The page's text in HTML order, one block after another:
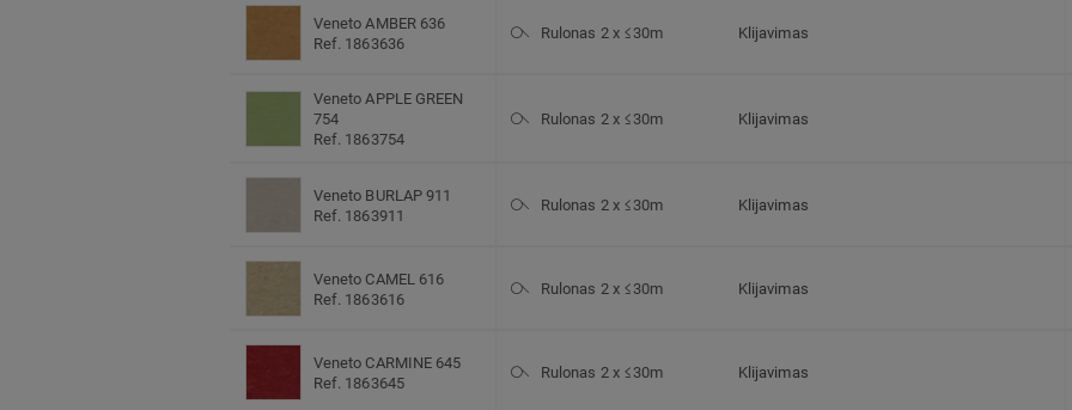
Veneto AMBER 636
Ref. 1863636
Rulonas 2 x ≤30m Klijavimas
Veneto APPLE GREEN
754
Ref. 1863754
Rulonas 2 x ≤30m Klijavimas
Veneto BURLAP 911
Ref. 1863911
Rulonas 2 x ≤30m Klijavimas
Veneto CAMEL 616
Ref. 1863616
Rulonas 2 x ≤30m Klijavimas
Veneto CARMINE 645
Ref. 1863645
Rulonas 2 x ≤30m Klijavimas